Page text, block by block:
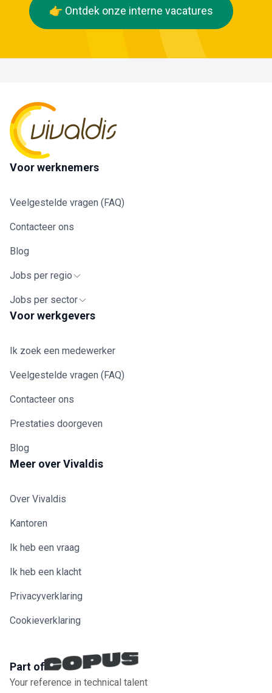
👉 Ontdek onze interne vacatures
Voor werknemers
Veelgestelde vragen (FAQ)
Contacteer ons
Blog
Jobs per regio
Jobs per sector
Voor werkgevers
Ik zoek een medewerker
Veelgestelde vragen (FAQ)
Contacteer ons
Prestaties doorgeven
Blog
Meer over Vivaldis
Over Vivaldis
Kantoren
Ik heb een vraag
Ik heb een klacht
Privacyverklaring
Cookieverklaring
Part of
Your reference in technical talent